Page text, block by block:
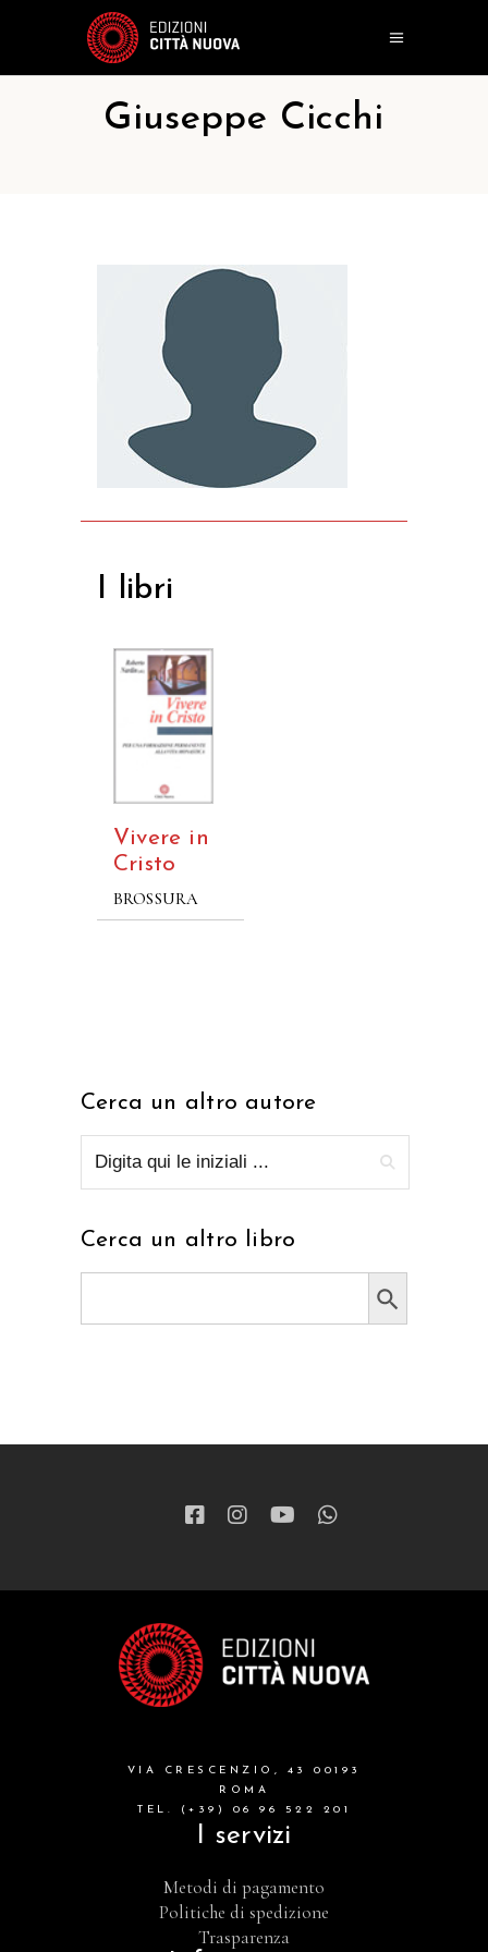
Giuseppe Cicchi
I libri
Vivere in
Cristo
BROSSURA
Cerca un altro autore
Cerca un altro libro
Search Button
VIA CRESCENZIO, 43 00193
ROMA
TEL. (+39) 06 96 522 201
I servizi
Metodi di pagamento
Politiche di spedizione
Trasparenza